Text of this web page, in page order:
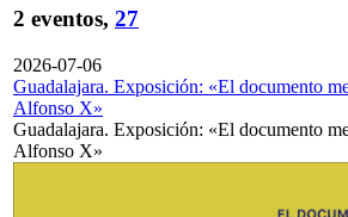
2 eventos, 27
2026-07-06
Guadalajara. Exposición: «El documento
Alfonso X»
Guadalajara. Exposición: «El documento
Alfonso X»